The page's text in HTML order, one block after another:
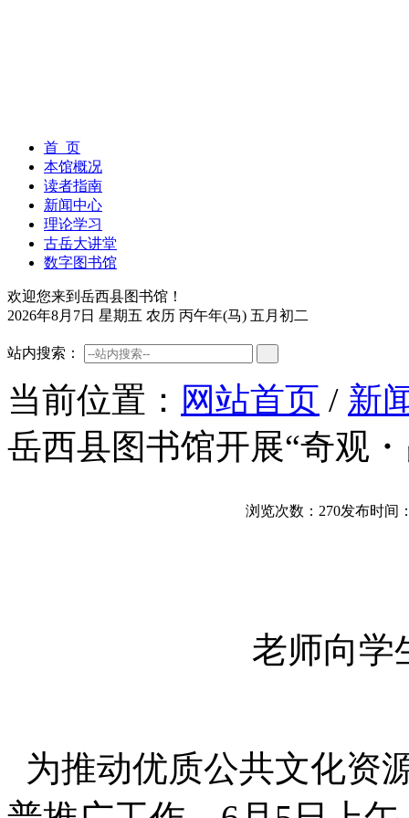
首 页
本馆概况
读者指南
新闻中心
理论学习
古岳大讲堂
数字图书馆
欢迎您来到岳西县图书馆！
2026年8月7日 星期五 农历 丙午年(马) 五月初二
站内搜索：
当前位置： 网站首页 / 新
岳西县图书馆开展“奇观
浏览次数： 270发布时间
老师向学
为推动优质公共文化资